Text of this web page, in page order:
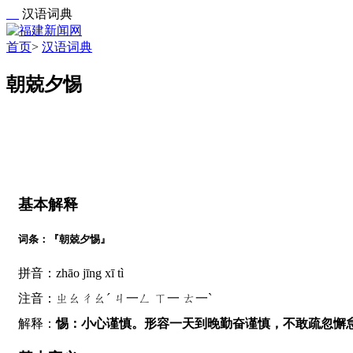
汉语词典
首页> 汉语词典
朝兢夕惕
基本解释
词条：『朝兢夕惕』
拼音：zhāo jīng xī tì
注音：ㄓㄠㄔㄠˊ ㄐ一ㄥ ㄒ一 ㄊ一ˋ
解释：惕：小心谨慎。形容一天到晚勤奋谨慎，不敢疏忽懈